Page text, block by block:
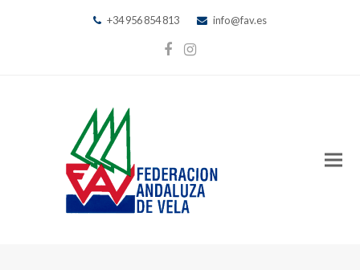
+34 956 854 813 info@fav.es
Facebook
Instagram